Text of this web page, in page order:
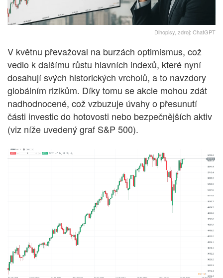
Dlhopisy, zdroj: ChatGPT
V květnu převažoval na burzách optimismus, což
vedlo k dalšímu růstu hlavních indexů, které nyní
dosahují svých historických vrcholů, a to navzdory
globálním rizikům. Díky tomu se akcie mohou zdát
nadhodnocené, což vzbuzuje úvahy o přesunutí
části investic do hotovosti nebo bezpečnějších aktiv
(viz níže uvedený graf S&P 500).